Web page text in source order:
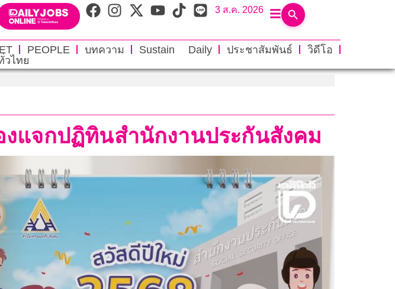
3 ส.ค. 2026
PEOPLE บทความ Sustain Daily ประชาสัมพันธ์
วิดีโอ
วไทย
งแจกปฏิทินสำนักงานประกันสังคม